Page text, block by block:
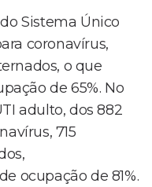
Sistema Único
coronavírus,
o que
de 65%. No
adulto, dos 882
715
ocupação de 81%.